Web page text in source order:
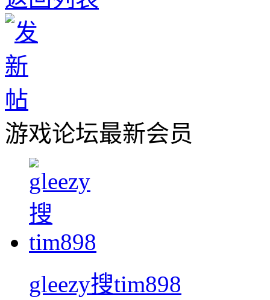
游戏论坛最新会员
gleezy搜tim898